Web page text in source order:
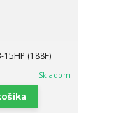
15HP (188F)
Skladom